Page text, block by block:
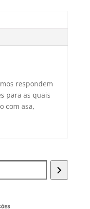
respondem
para as quais
com asa,